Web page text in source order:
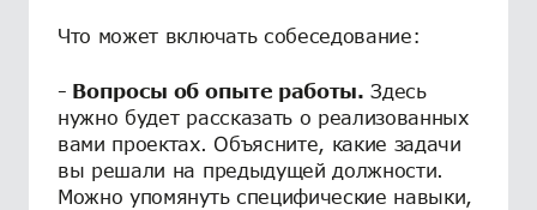
Что может включать собеседование:
- Вопросы об опыте работы. Здесь
нужно будет рассказать о реализованных
вами проектах. Объясните, какие задачи
вы решали на предыдущей должности.
Можно упомянуть специфические навыки,